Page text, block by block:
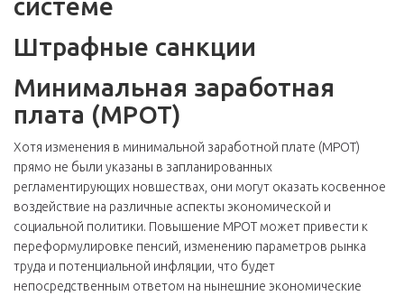
системе
Штрафные санкции
Минимальная заработная
плата (МРОТ)
Хотя изменения в минимальной заработной плате (МРОТ)
прямо не были указаны в запланированных
регламентирующих новшествах, они могут оказать косвенное
воздействие на различные аспекты экономической и
социальной политики. Повышение МРОТ может привести к
переформулировке пенсий, изменению параметров рынка
труда и потенциальной инфляции, что будет
непосредственным ответом на нынешние экономические